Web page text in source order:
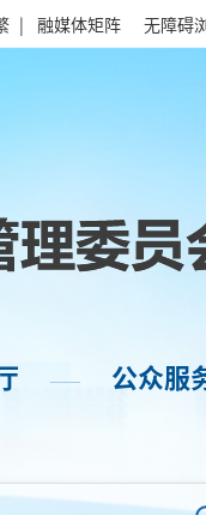
| 融媒体矩阵 无障碍
—— 公众服